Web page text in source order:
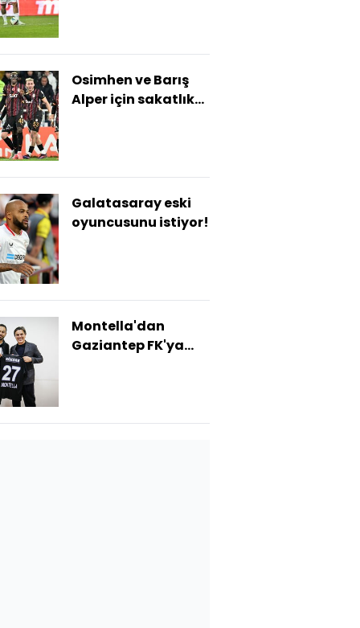
Osimhen ve Barış
Alper için sakatlık
Galatasaray eski
oyuncusunu istiyor!
Montella'dan
Gaziantep FK'ya